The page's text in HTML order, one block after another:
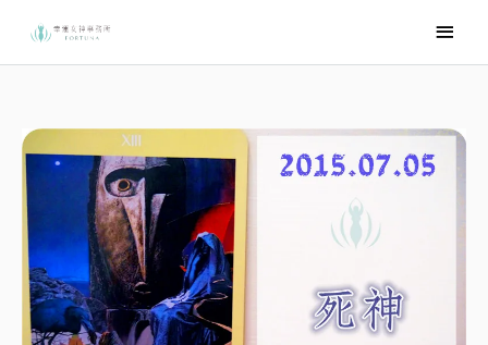
要
單